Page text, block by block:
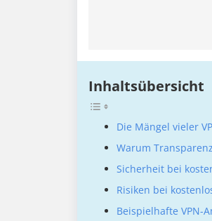
Inhaltsübersicht
Die Mängel vieler
Warum
Sicherheit bei
Risiken bei
Beispielhafte VPN-